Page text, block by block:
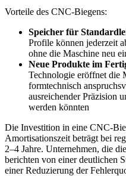
Vorteile des CNC-Biegens:
Speicher für
Profile können jederzeit
ohne die Maschine neu
Neue Produkte im
Technologie eröffnet die
formtechnisch
ausreichender Präzision
werden könnten
Die Investition in eine CNC-
Amortisationszeit beträgt bei
2–4 Jahre. Unternehmen, die
berichten von einer deutlichen
einer Reduzierung der